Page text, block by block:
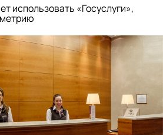
использовать «Госуслуги»,